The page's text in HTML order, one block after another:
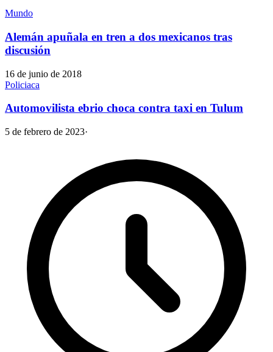
Mundo
Alemán apuñala en tren a dos mexicanos tras
discusión
16 de junio de 2018
Policiaca
Automovilista ebrio choca contra taxi en Tulum
5 de febrero de 2023·